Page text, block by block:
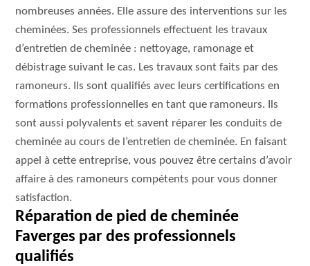
nombreuses années. Elle assure des interventions sur les
cheminées. Ses professionnels effectuent les travaux
d’entretien de cheminée : nettoyage, ramonage et
débistrage suivant le cas. Les travaux sont faits par des
ramoneurs. Ils sont qualifiés avec leurs certifications en
formations professionnelles en tant que ramoneurs. Ils
sont aussi polyvalents et savent réparer les conduits de
cheminée au cours de l’entretien de cheminée. En faisant
appel à cette entreprise, vous pouvez être certains d’avoir
affaire à des ramoneurs compétents pour vous donner
satisfaction.
Réparation de pied de cheminée
Faverges par des professionnels
qualifiés